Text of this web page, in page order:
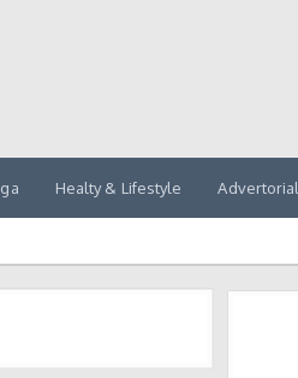
Healty & Lifestyle Advertorial